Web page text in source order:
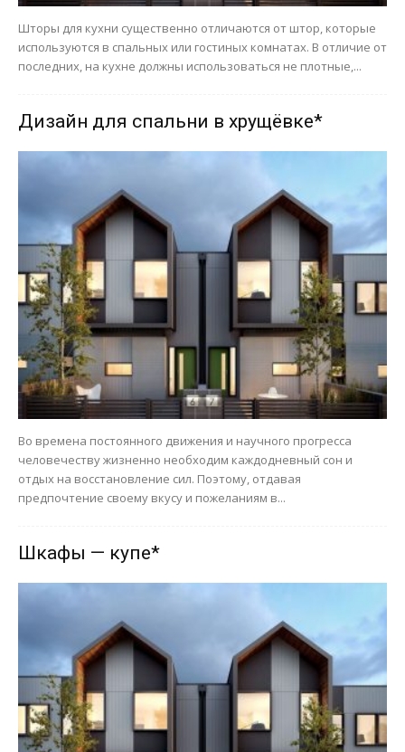
Шторы для кухни существенно отличаются от штор, которые
используются в спальных или гостиных комнатах. В отличие от
последних, на кухне должны использоваться не плотные,...
Дизайн для спальни в хрущёвке*
Во времена постоянного движения и научного прогресса
человечеству жизненно необходим каждодневный сон и
отдых на восстановление сил. Поэтому, отдавая
предпочтение своему вкусу и пожеланиям в...
Шкафы — купе*